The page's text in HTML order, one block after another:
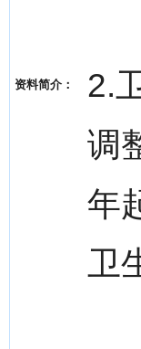
资料简介：
2.
调
年
卫